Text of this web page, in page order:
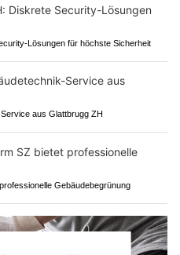
Lösungen für höchste Sicherheit
aus Glattbrugg ZH
Gebäudebegrünung